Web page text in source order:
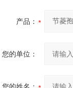
产品：
您的单位：